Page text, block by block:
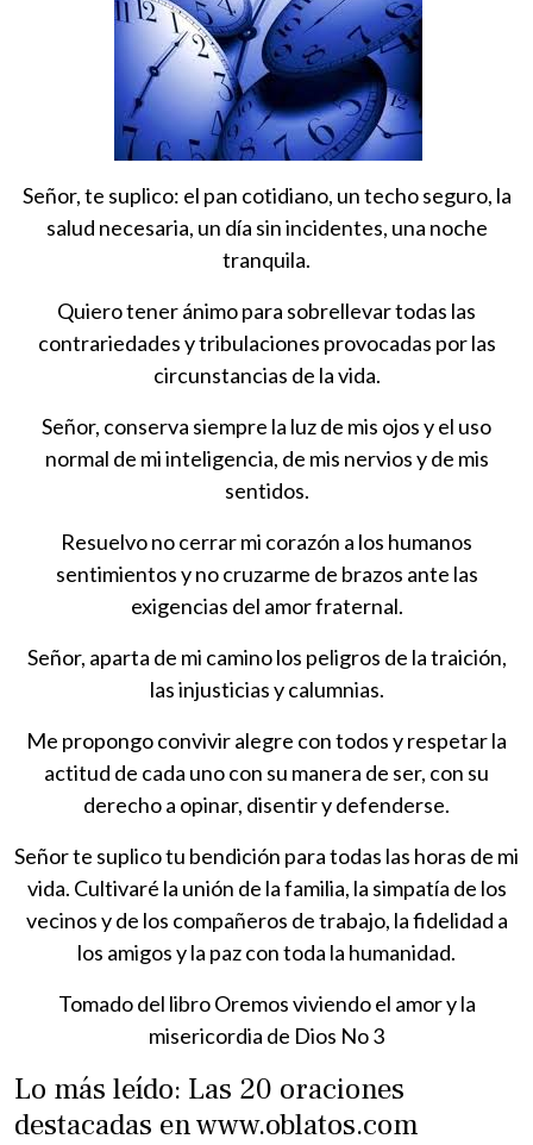
Señor, te suplico: el pan cotidiano, un techo seguro, la
salud necesaria, un día sin incidentes, una noche
tranquila.
Quiero tener ánimo para sobrellevar todas las
contrariedades y tribulaciones provocadas por las
circunstancias de la vida.
Señor, conserva siempre la luz de mis ojos y el uso
normal de mi inteligencia, de mis nervios y de mis
sentidos.
Resuelvo no cerrar mi corazón a los humanos
sentimientos y no cruzarme de brazos ante las
exigencias del amor fraternal.
Señor, aparta de mi camino los peligros de la traición,
las injusticias y calumnias.
Me propongo convivir alegre con todos y respetar la
actitud de cada uno con su manera de ser, con su
derecho a opinar, disentir y defenderse.
Señor te suplico tu bendición para todas las horas de mi
vida. Cultivaré la unión de la familia, la simpatía de los
vecinos y de los compañeros de trabajo, la fidelidad a
los amigos y la paz con toda la humanidad.
Tomado del libro Oremos viviendo el amor y la
misericordia de Dios No 3
Lo más leído: Las 20 oraciones
destacadas en www.oblatos.com